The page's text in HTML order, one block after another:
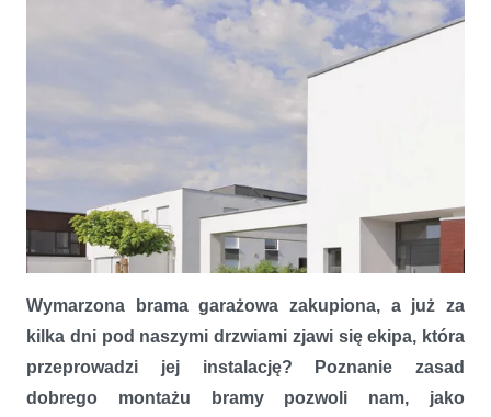
Wymarzona brama garażowa zakupiona, a już za
kilka dni pod naszymi drzwiami zjawi się ekipa, która
przeprowadzi jej instalację? Poznanie zasad
dobrego montażu bramy pozwoli nam, jako